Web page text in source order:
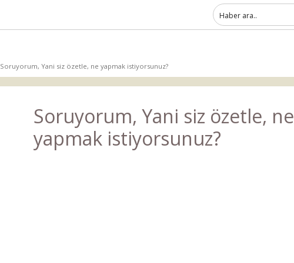
Soruyorum, Yani siz özetle, ne yapmak istiyorsunuz?
Soruyorum, Yani siz özetle, ne
yapmak istiyorsunuz?